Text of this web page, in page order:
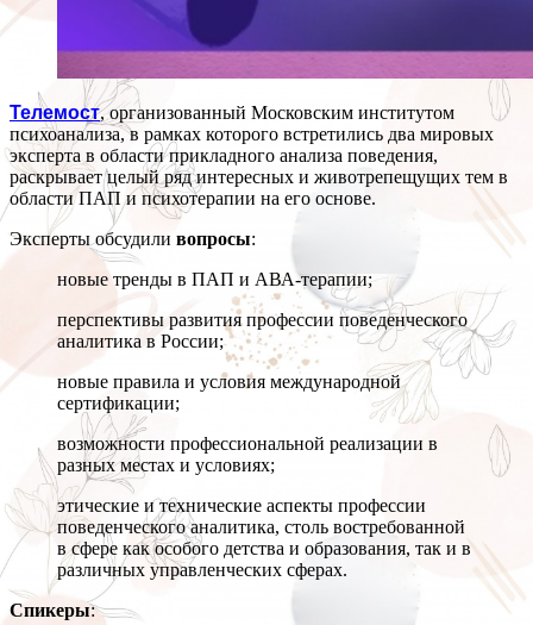
Телемост, организованный Московским институтом
психоанализа, в рамках которого встретились два мировых
эксперта в области прикладного анализа поведения,
раскрывает целый ряд интересных и животрепещущих тем в
области ПАП и психотерапии на его основе.
Эксперты обсудили вопросы:
новые тренды в ПАП и АВА-терапии;
перспективы развития профессии поведенческого
аналитика в России;
новые правила и условия международной
сертификации;
возможности профессиональной реализации в
разных местах и условиях;
этические и технические аспекты профессии
поведенческого аналитика, столь востребованной
в сфере как особого детства и образования, так и в
различных управленческих сферах.
Спикеры: